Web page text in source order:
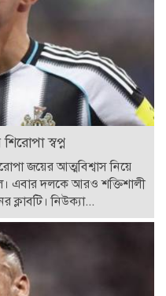
স্বপ্ন
জয়ের আত্মবিশ্বাস নিয়ে
এবার দলকে আরও শক্তিশালী
ক্লাবটি। নিউক্যা...